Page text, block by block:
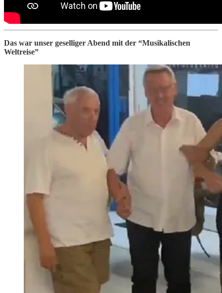
Das war unser geselliger Abend mit der “Musikalischen
Weltreise”